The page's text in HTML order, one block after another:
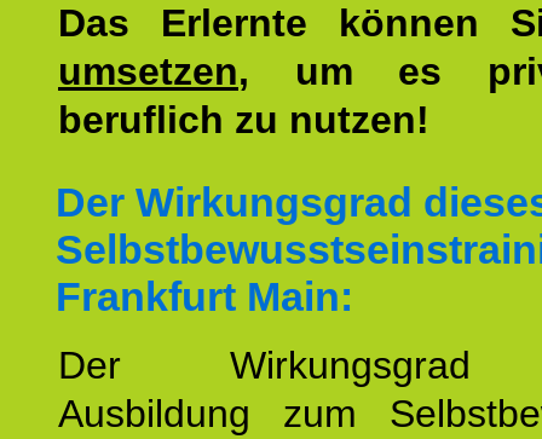
Das Erlernte können
umsetzen, um es
beruflich zu nutzen!
Der Wirkungsgrad
Frankfurt Main:
Der Wirkungsgrad
Ausbildung zum